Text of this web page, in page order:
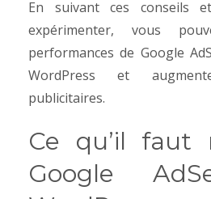
En suivant ces conseils
expérimenter, vous
performances de Google
WordPress et
publicitaires.
Ce qu’il faut
Google